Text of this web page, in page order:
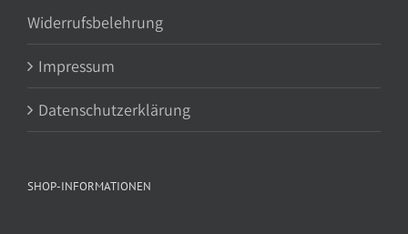
Widerrufsbelehrung
Impressum
Datenschutzerklärung
SHOP-INFORMATIONEN